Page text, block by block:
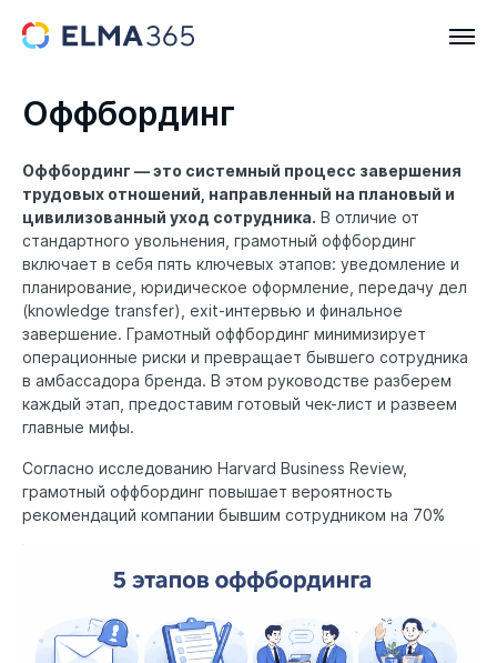
Оффбординг
Оффбординг — это системный процесс завершения
трудовых отношений, направленный на плановый и
цивилизованный уход сотрудника. В отличие от
стандартного увольнения, грамотный оффбординг
включает в себя пять ключевых этапов: уведомление и
планирование, юридическое оформление, передачу дел
(knowledge transfer), exit-интервью и финальное
завершение. Грамотный оффбординг минимизирует
операционные риски и превращает бывшего сотрудника
в амбассадора бренда. В этом руководстве разберем
каждый этап, предоставим готовый чек-лист и развеем
главные мифы.
Согласно исследованию Harvard Business Review,
грамотный оффбординг повышает вероятность
рекомендаций компании бывшим сотрудником на 70%